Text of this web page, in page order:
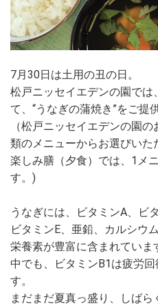
7月30日は土用の丑の日。
松戸ニッセイエデンの園では
て、“うなぎの蒲焼き”をご提
（松戸ニッセイエデンの園
類のメニューからお選びい
楽しみ膳（夕食）では、1メ
す。)
うなぎには、ビタミンA、ビ
ビタミンE、亜鉛、カルシウ
栄養素が豊富に含まれていま
中でも、ビタミンB1は疲労
す。
まだまだ夏真っ盛り、しば